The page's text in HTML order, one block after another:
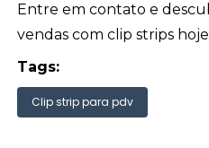
Entre em contato e
vendas com clip strips
Tags:
Clip strip para pdv